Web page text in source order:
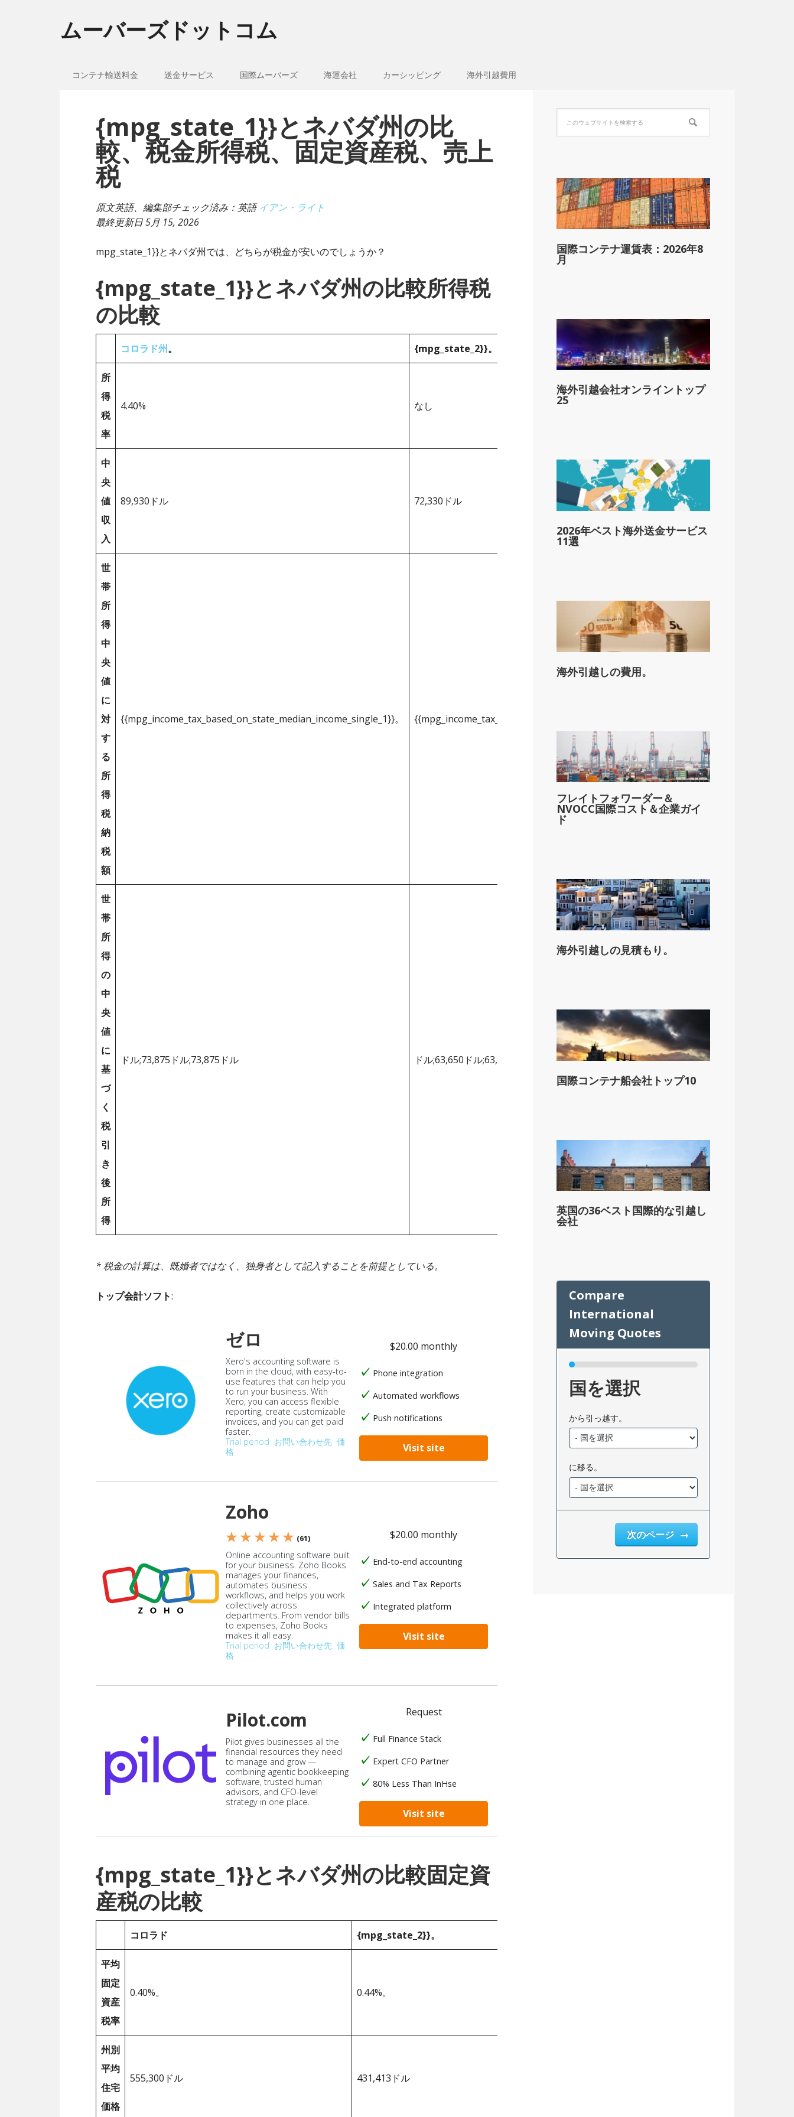
ムーバーズドットコム
コンテナ輸送料金 送金サービス 国際ムーバーズ 海運会社 カーシッピング 海外引越費用
{mpg_state_1}}とネバダ州の比
較、税金所得税、固定資産税、売上
税
原文英語、編集部チェック済み：英語イアン・ライト
最終更新日5月 15, 2026
mpg_state_1}}とネバダ州では、どちらが税金が安いのでしょうか？
{mpg_state_1}}とネバダ州の比較所得税
の比較
コロラド州。 {mpg_state_2}}。
所
得
税
率
4.40% なし
中
央
値
収
入
89,930ドル 72,330ドル
世
帯
所
得
中
央
値
に
対
す
る
所
得
税
納
税
額
{{mpg_income_tax_based_on_state_median_income_single_1}}。 {{mpg_income_tax_based_on_state_median_single_2}}。
世
帯
所
得
の
中
央
値
に
基
づ
く
税
引
き
後
所
得
ドル;73,875ドル;73,875ドル ドル;63,650ドル;63,650ドル
* 税金の計算は、既婚者ではなく、独身者として記入することを前提としている。
トップ会計ソフト:
ゼロ
Xero's accounting software is
born in the cloud, with easy-to-
use features that can help you
to run your business. With
Xero, you can access flexible
reporting, create customizable
invoices, and you can get paid
faster.
Trial period お問い合わせ先 価
格
$20.00 monthly
Phone integration
Automated workflows
Push notifications
Visit site
Zoho
★ ★ ★ ★ ★ (61)
Online accounting software built
for your business. Zoho Books
manages your finances,
automates business
workflows, and helps you work
collectively across
departments. From vendor bills
to expenses, Zoho Books
makes it all easy.
Trial period お問い合わせ先 価
格
$20.00 monthly
End-to-end accounting
Sales and Tax Reports
Integrated platform
Visit site
Pilot.com
Pilot gives businesses all the
financial resources they need
to manage and grow —
combining agentic bookkeeping
software, trusted human
advisors, and CFO-level
strategy in one place.
Request
Full Finance Stack
Expert CFO Partner
80% Less Than InHse
Visit site
{mpg_state_1}}とネバダ州の比較固定資
産税の比較
コロラド {mpg_state_2}}。
平均
固定
資産
税率
0.40%。 0.44%。
州別
平均
住宅
価格
555,300ドル 431,413ドル
国際コンテナ運賃表：2026年8
月
海外引越会社オンライントップ
25
2026年ベスト海外送金サービス
11選
海外引越しの費用。
フレイトフォワーダー＆
NVOCC国際コスト＆企業ガイ
ド
海外引越しの見積もり。
国際コンテナ船会社トップ10
英国の36ベスト国際的な引越し
会社
国を選択
から引っ越す。
に移る。
次のページ